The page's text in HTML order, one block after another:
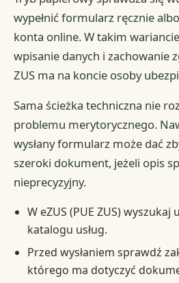
wypełnić formularz ręcznie
konta online. W takim
wpisanie danych i zachowanie
ZUS ma na koncie osoby
Sama ścieżka techniczna nie
problemu merytorycznego.
wysłany formularz może dać
szeroki dokument, jeżeli opis
nieprecyzyjny.
W eZUS (PUE ZUS) wyszukaj
katalogu usług.
Przed wysłaniem sprawdź
którego ma dotyczyć